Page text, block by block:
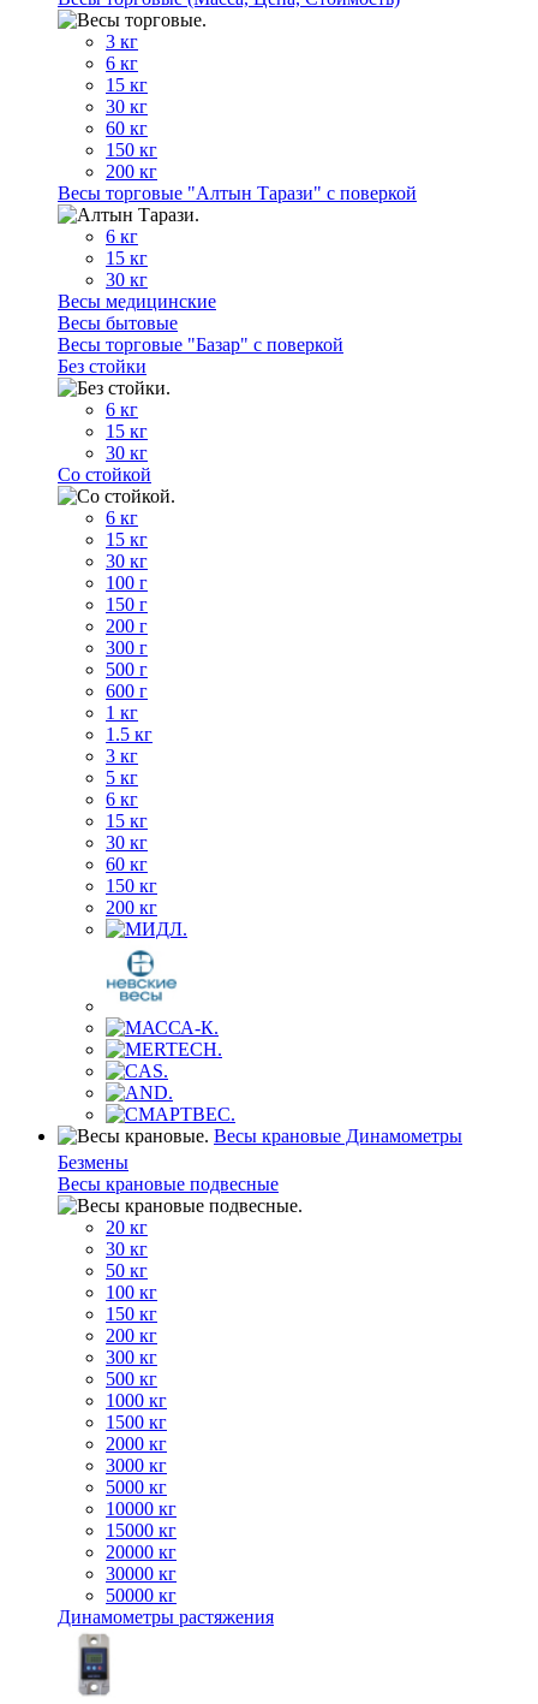
3 кг
6 кг
15 кг
30 кг
60 кг
150 кг
200 кг
Весы торговые "Алтын Тарази" с поверкой
6 кг
15 кг
30 кг
Весы медицинские
Весы бытовые
Весы торговые "Базар" с поверкой
Без стойки
6 кг
15 кг
30 кг
Со стойкой
6 кг
15 кг
30 кг
100 г
150 г
200 г
300 г
500 г
600 г
1 кг
1.5 кг
3 кг
5 кг
6 кг
15 кг
30 кг
60 кг
150 кг
200 кг
Весы крановые Динамометры
Безмены
Весы крановые подвесные
20 кг
30 кг
50 кг
100 кг
150 кг
200 кг
300 кг
500 кг
1000 кг
1500 кг
2000 кг
3000 кг
5000 кг
10000 кг
15000 кг
20000 кг
30000 кг
50000 кг
Динамометры растяжения